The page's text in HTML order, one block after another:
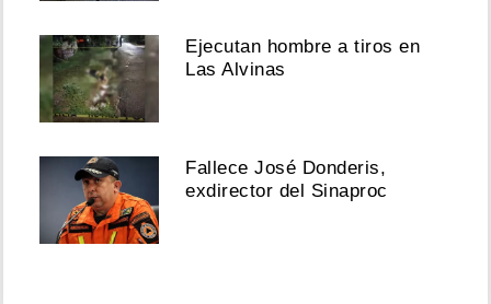
Ejecutan hombre a tiros en
Las Alvinas
Fallece José Donderis,
exdirector del Sinaproc